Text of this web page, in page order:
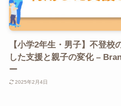
【小学2年生・男子】不登校
した支援と親子の変化 –
ー
2025年2月4日